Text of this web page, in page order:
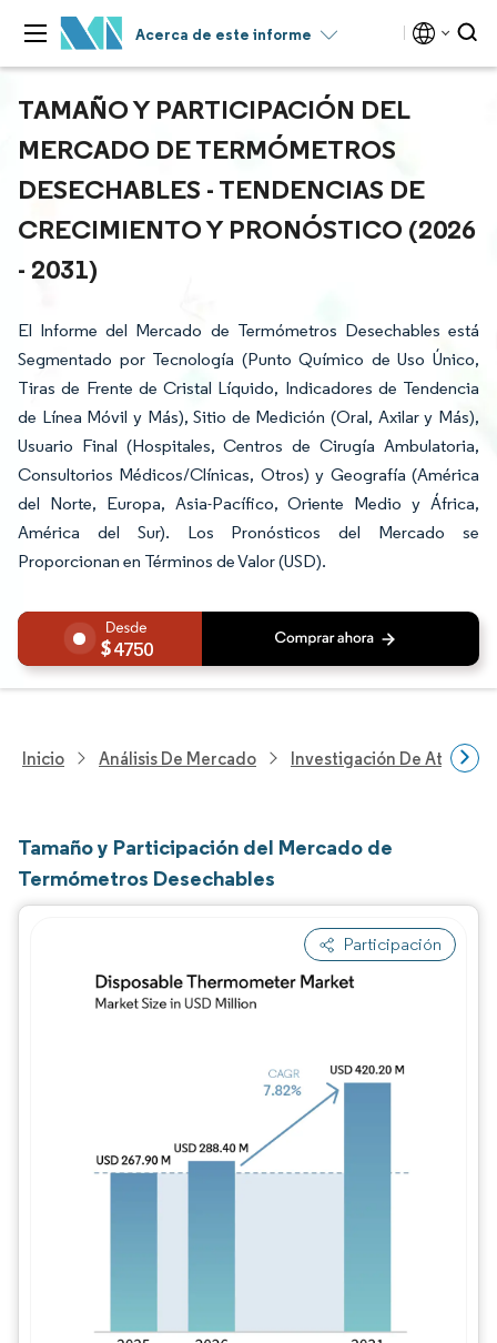
Acerca de este informe
TAMAÑO Y PARTICIPACIÓN DEL
MERCADO DE TERMÓMETROS
DESECHABLES - TENDENCIAS DE
CRECIMIENTO Y PRONÓSTICO (2026
- 2031)
El Informe del Mercado de Termómetros Desechables está
Segmentado por Tecnología (Punto Químico de Uso Único,
Tiras de Frente de Cristal Líquido, Indicadores de Tendencia
de Línea Móvil y Más), Sitio de Medición (Oral, Axilar y Más),
Usuario Final (Hospitales, Centros de Cirugía Ambulatoria,
Consultorios Médicos/Clínicas, Otros) y Geografía (América
del Norte, Europa, Asia-Pacífico, Oriente Medio y África,
América del Sur). Los Pronósticos del Mercado se
Proporcionan en Términos de Valor (USD).
4750
Inicio Análisis De Mercado Investigación De
Tamaño y Participación del Mercado de
Termómetros Desechables
Participación